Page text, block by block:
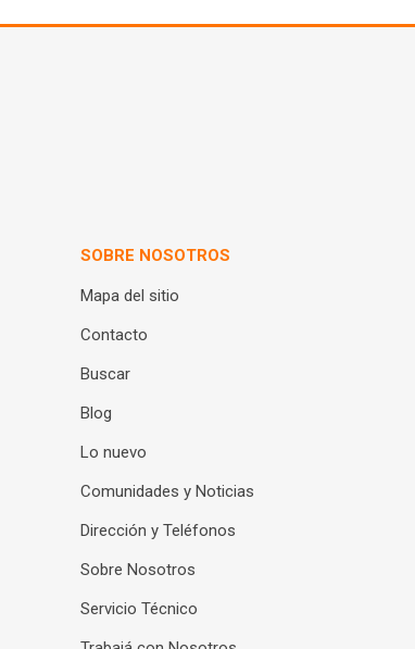
SOBRE NOSOTROS
Mapa del sitio
Contacto
Buscar
Blog
Lo nuevo
Comunidades y Noticias
Dirección y Teléfonos
Sobre Nosotros
Servicio Técnico